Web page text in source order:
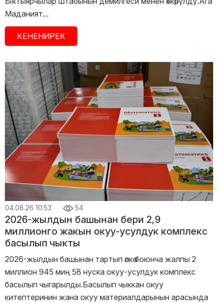
Маданият...
КЕНЕНИРЕК
04.08.26 10:53 54
2026-жылдын башынан бери 2,9
миллионго жакын окуу-усулдук комплекс
басылып чыкты
2026-жылдын башынан тартып өлкө боюнча жалпы 2
миллион 945 миң 58 нуска окуу-усулдук комплекс
басылып чыгарылды.Басылып чыккан окуу
китептеринин жана окуу материалдарынын арасында